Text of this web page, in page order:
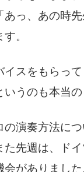
っ、あの時
。
イスをもらっ
うのも本当
演奏方法に
先週は、ド
がありました